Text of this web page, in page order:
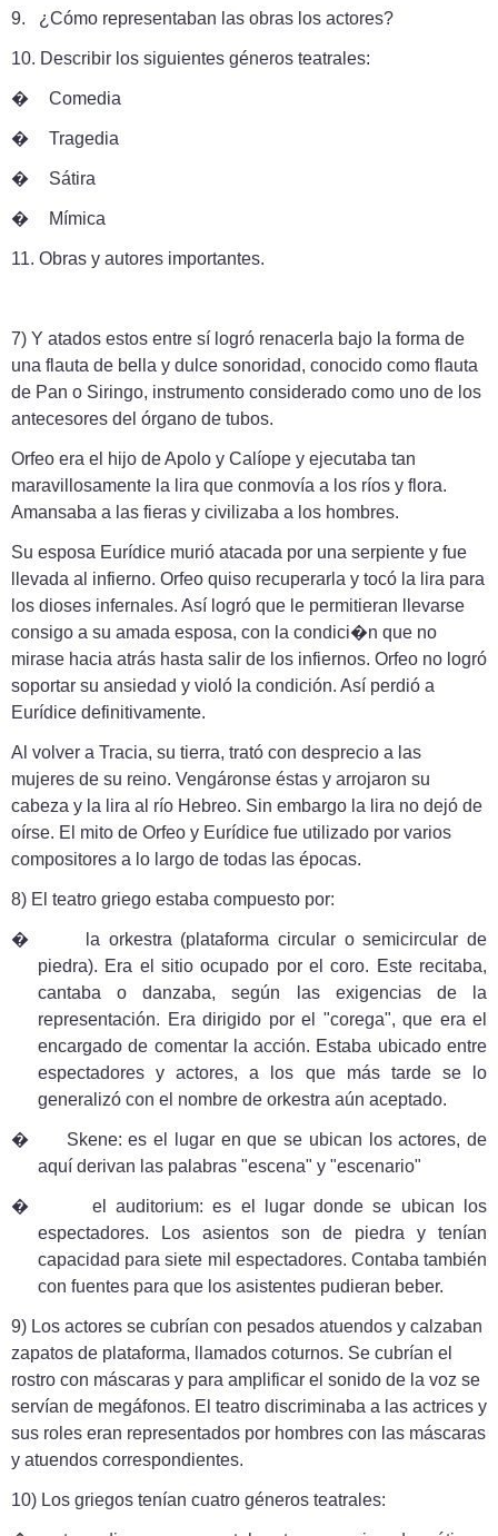
9. ¿Cómo representaban las obras los actores?
10. Describir los siguientes géneros teatrales:
� Comedia
� Tragedia
� Sátira
� Mímica
11. Obras y autores importantes.
7) Y atados estos entre sí logró renacerla bajo la forma de
una flauta de bella y dulce sonoridad, conocido como flauta
de Pan o Siringo, instrumento considerado como uno de los
antecesores del órgano de tubos.
Orfeo era el hijo de Apolo y Calíope y ejecutaba tan
maravillosamente la lira que conmovía a los ríos y flora.
Amansaba a las fieras y civilizaba a los hombres.
Su esposa Eurídice murió atacada por una serpiente y fue
llevada al infierno. Orfeo quiso recuperarla y tocó la lira para
los dioses infernales. Así logró que le permitieran llevarse
consigo a su amada esposa, con la condici�n que no
mirase hacia atrás hasta salir de los infiernos. Orfeo no logró
soportar su ansiedad y violó la condición. Así perdió a
Eurídice definitivamente.
Al volver a Tracia, su tierra, trató con desprecio a las
mujeres de su reino. Vengáronse éstas y arrojaron su
cabeza y la lira al río Hebreo. Sin embargo la lira no dejó de
oírse. El mito de Orfeo y Eurídice fue utilizado por varios
compositores a lo largo de todas las épocas.
8) El teatro griego estaba compuesto por:
�
la orkestra (plataforma circular o semicircular de
piedra). Era el sitio ocupado por el coro. Este recitaba,
cantaba o danzaba, según las exigencias de la
representación. Era dirigido por el "corega", que era el
encargado de comentar la acción. Estaba ubicado entre
espectadores y actores, a los que más tarde se lo
generalizó con el nombre de orkestra aún aceptado.
�
Skene: es el lugar en que se ubican los actores, de
aquí derivan las palabras "escena" y "escenario"
�
el auditorium: es el lugar donde se ubican los
espectadores. Los asientos son de piedra y tenían
capacidad para siete mil espectadores. Contaba también
con fuentes para que los asistentes pudieran beber.
9) Los actores se cubrían con pesados atuendos y calzaban
zapatos de plataforma, llamados coturnos. Se cubrían el
rostro con máscaras y para amplificar el sonido de la voz se
servían de megáfonos. El teatro discriminaba a las actrices y
sus roles eran representados por hombres con las máscaras
y atuendos correspondientes.
10) Los griegos tenían cuatro géneros teatrales: